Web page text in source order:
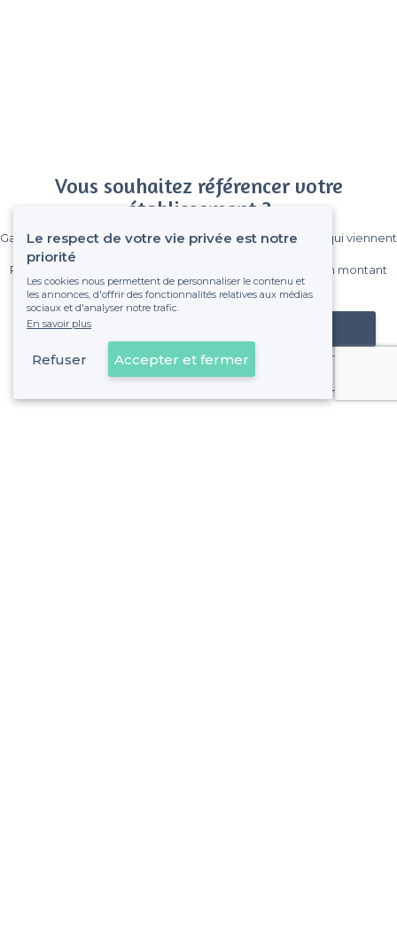
Vous souhaitez référencer votre
établissement ?
Gagnez de nombreux clients parmi le million de visiteurs qui viennent
Pas de commissions et sans engagement, vous payez un montant
fixe sans risque de voir déraper la facture.
Référencer mon établissement
Déjà client
Le respect de votre vie privée est notre
priorité
Les cookies nous permettent de personnaliser le contenu et
les annonces, d'offrir des fonctionnalités relatives aux médias
sociaux et d'analyser notre trafic.
En savoir plus
Refuser Accepter et fermer